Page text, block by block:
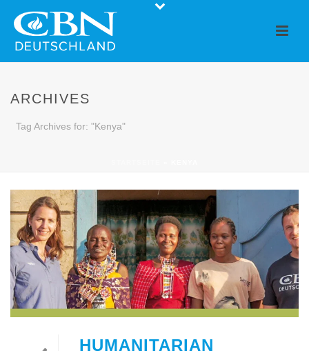
ARCHIVES
Tag Archives for: "Kenya"
HUMANITARIAN